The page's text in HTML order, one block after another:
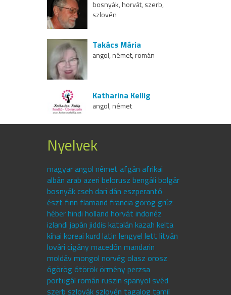
bosnyák, horvát, szerb,
szlovén
Takács Mária
angol, német, román
Katharina Kellig
angol, német
Nyelvek
magyar angol német afgán afrikai
albán arab azeri belorusz bengáli bolgár
bosnyák cseh dari dán eszperantó
észt finn flamand francia görög grúz
héber hindi holland horvát indonéz
izlandi japán jiddis katalán kazah kelta
kínai koreai kurd latin lengyel lett litván
lovári cigány macedón mandarin
moldáv mongol norvég olasz orosz
ógörög ótörök örmény perzsa
portugál román ruszin spanyol svéd
szerb szlovák szlovén tagalog tamil